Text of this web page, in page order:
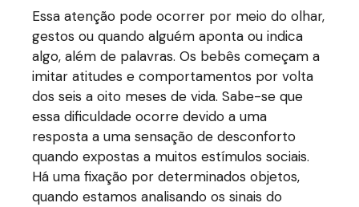
Essa atenção pode ocorrer por meio do olhar,
gestos ou quando alguém aponta ou indica
algo, além de palavras. Os bebês começam a
imitar atitudes e comportamentos por volta
dos seis a oito meses de vida. Sabe-se que
essa dificuldade ocorre devido a uma
resposta a uma sensação de desconforto
quando expostas a muitos estímulos sociais.
Há uma fixação por determinados objetos,
quando estamos analisando os sinais do